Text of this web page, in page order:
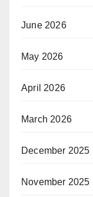
June 2026
May 2026
April 2026
March 2026
December 2025
November 2025